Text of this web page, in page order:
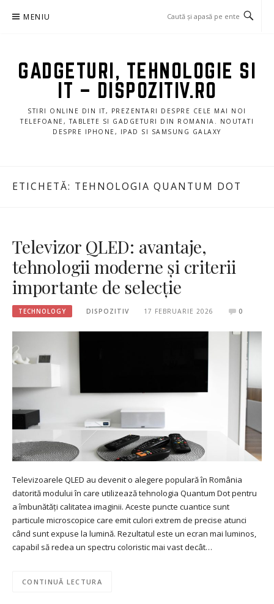
MENIU
GADGETURI, TEHNOLOGIE SI
IT – DISPOZITIV.RO
STIRI ONLINE DIN IT, PREZENTARI DESPRE CELE MAI NOI
TELEFOANE, TABLETE SI GADGETURI DIN ROMANIA. NOUTATI
DESPRE IPHONE, IPAD SI SAMSUNG GALAXY
ETICHETĂ: TEHNOLOGIA QUANTUM DOT
Televizor QLED: avantaje,
tehnologii moderne și criterii
importante de selecție
TECHNOLOGY DISPOZITIV 17 FEBRUARIE 2026 0
Televizoarele QLED au devenit o alegere populară în România
datorită modului în care utilizează tehnologia Quantum Dot pentru
a îmbunătăți calitatea imaginii. Aceste puncte cuantice sunt
particule microscopice care emit culori extrem de precise atunci
când sunt expuse la lumină. Rezultatul este un ecran mai luminos,
capabil să redea un spectru coloristic mai vast decât…
CONTINUĂ LECTURA